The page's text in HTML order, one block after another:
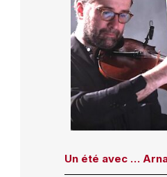
Un été avec …